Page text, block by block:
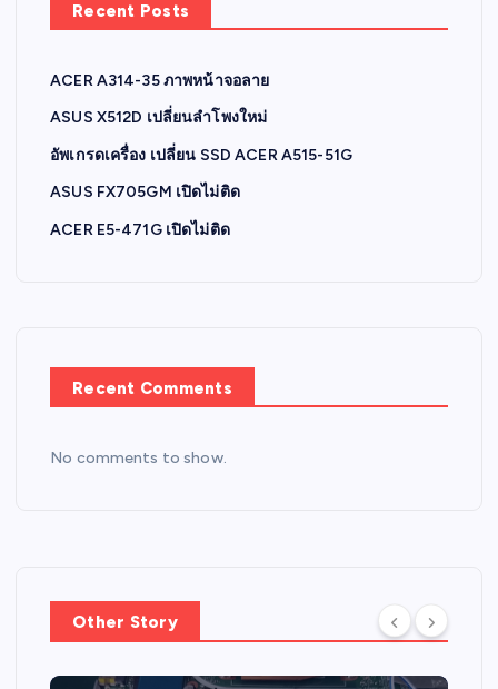
Recent Posts
ACER A314-35 ภาพหน้าจอลาย
ASUS X512D เปลี่ยนลำโพงใหม่
อัพเกรดเครื่อง เปลี่ยน SSD ACER A515-51G
ASUS FX705GM เปิดไม่ติด
ACER E5-471G เปิดไม่ติด
Recent Comments
No comments to show.
Other Story